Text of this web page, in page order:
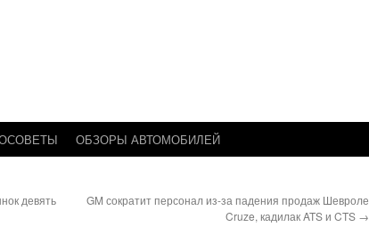
ОБЗОРЫ АВТОМОБИЛЕЙ
девять
GM сократит персонал из-за падения продаж Шевроле
Cruze, кадилак ATS и CTS →